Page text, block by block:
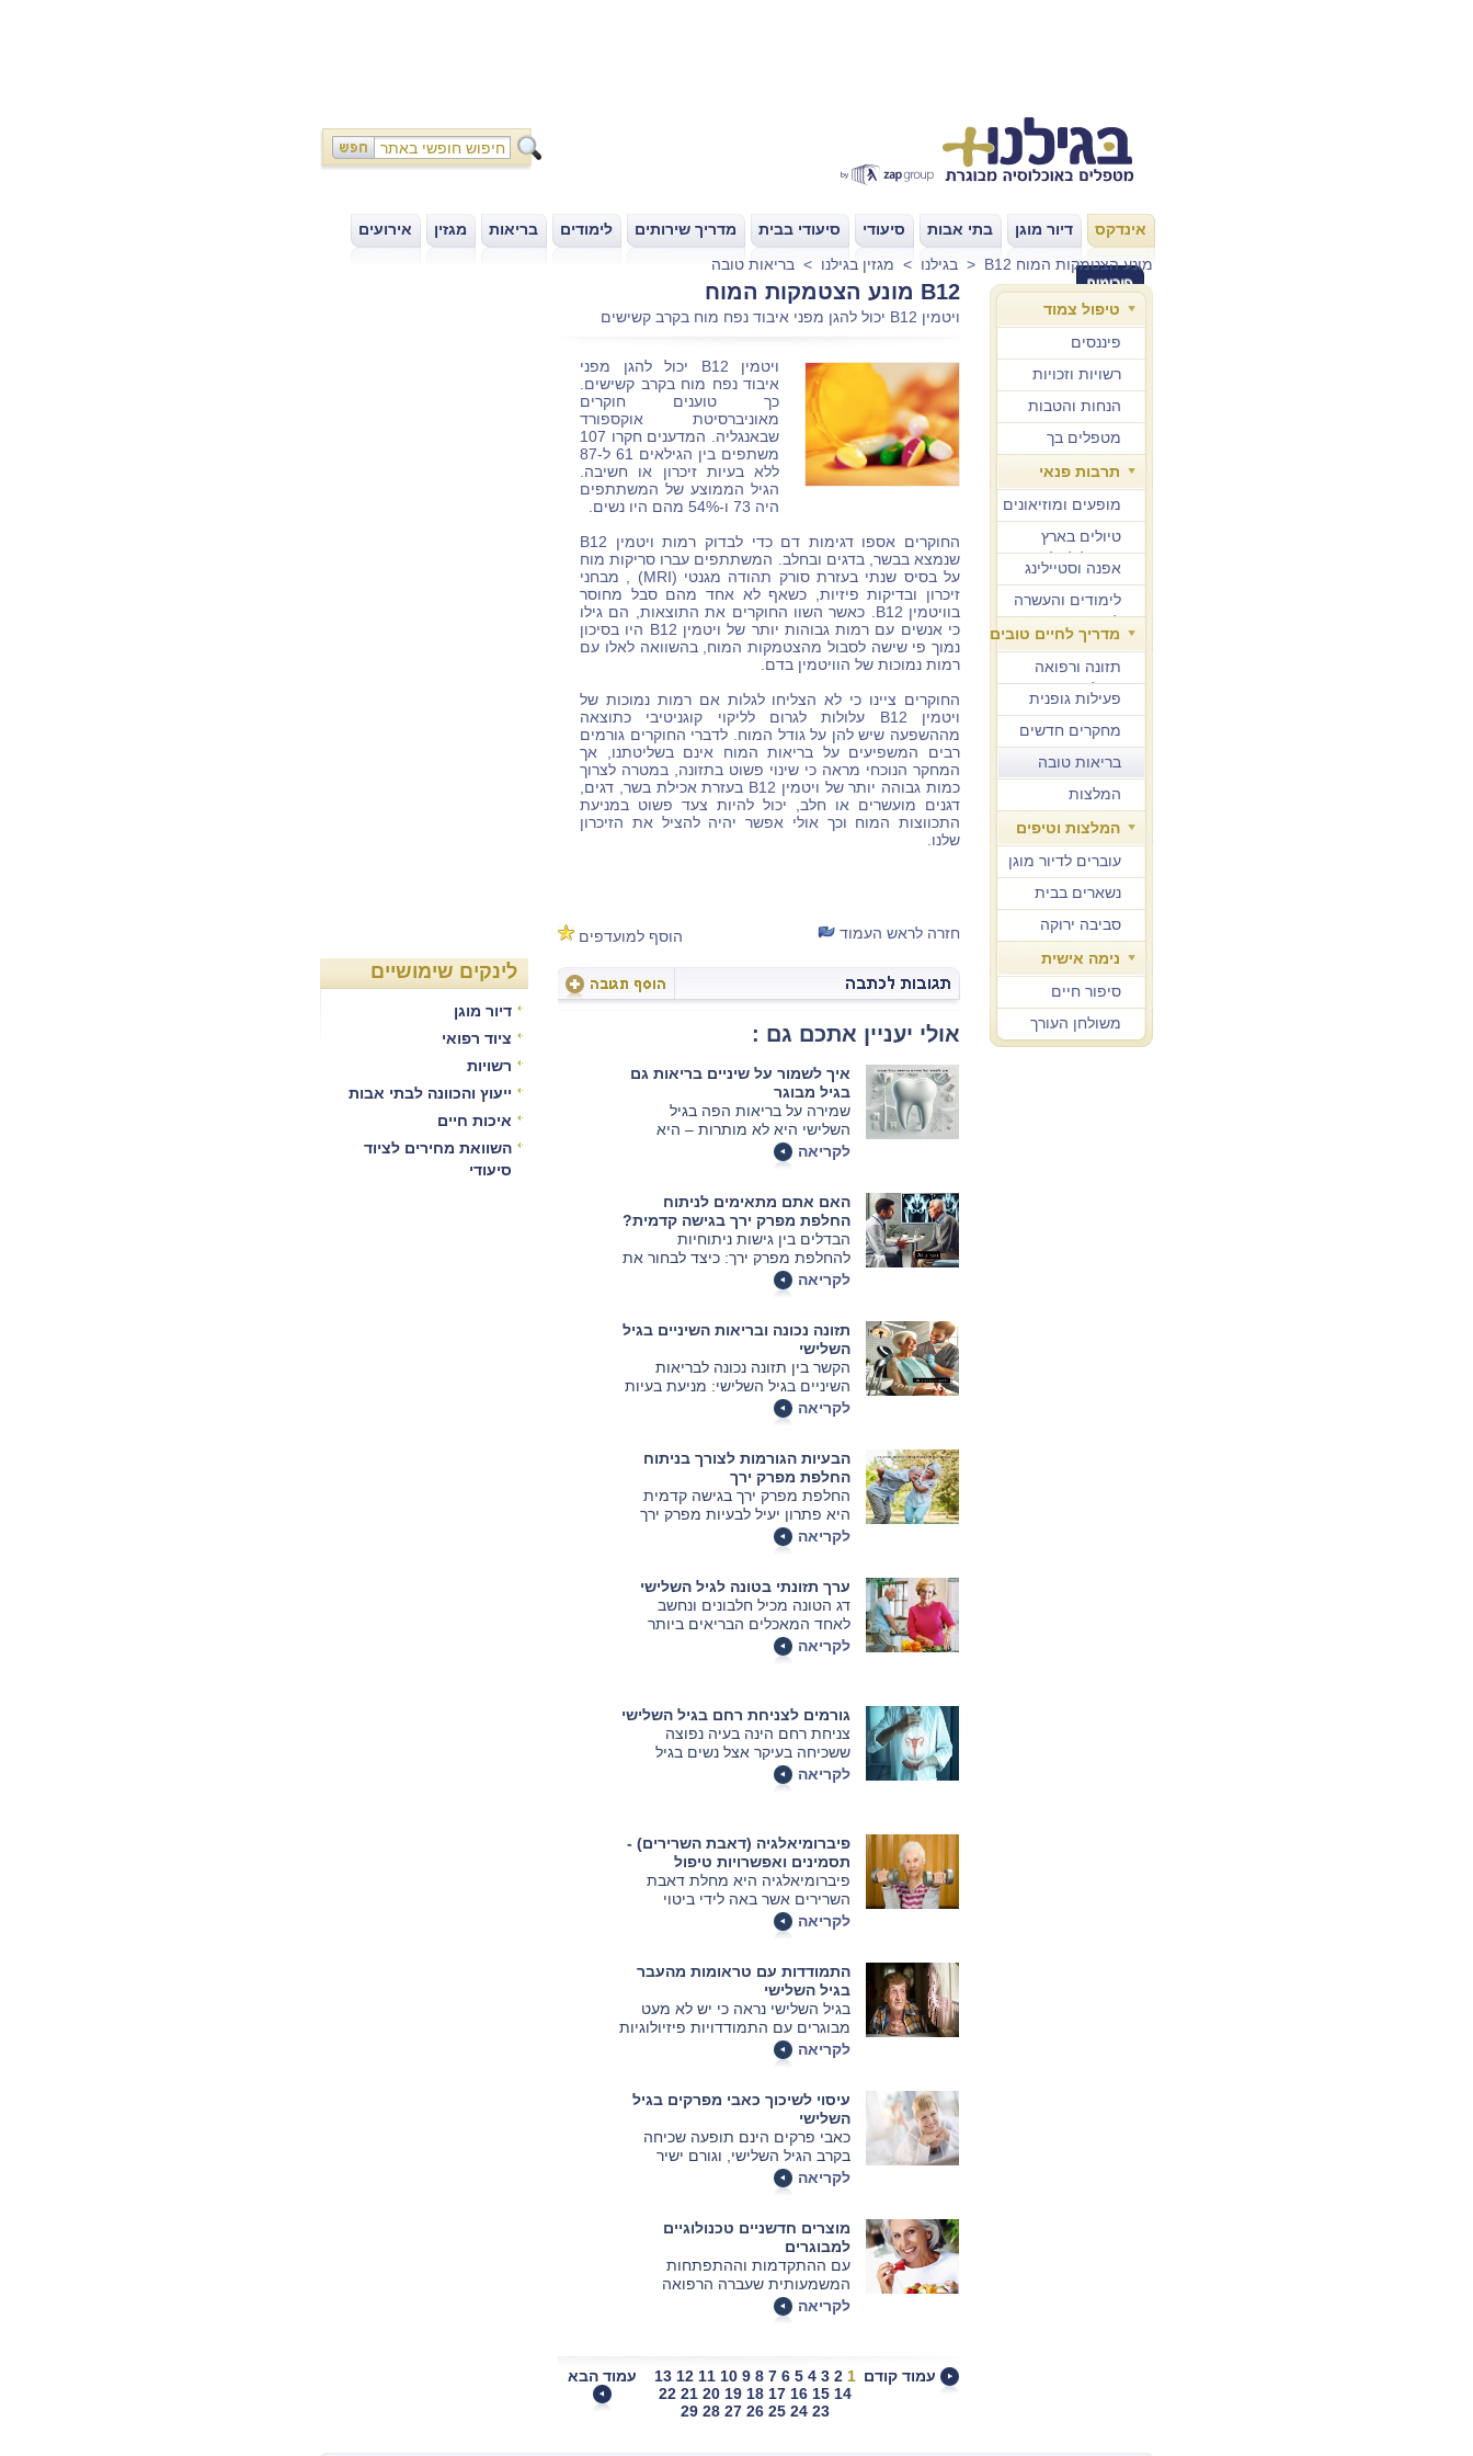
אינדקס דיור מוגן בתי אבות סיעודי סיעודי בבית מדריך שירותים לימודים בריאות מגזין
אירועים
בגילנו > מגזין בגילנו > בריאות טובה > B12 מונע הצטמקות המוח
טיפול צמוד
פיננסים
רשויות וזכויות
הנחות והטבות
מטפלים בך
תרבות פנאי
מופעים ומוזיאונים
טיולים בארץ
ובחו"ל לגיל הזהב
אפנה וסטיילינג
לימודים והעשרה
למבוגרים
מדריך לחיים טובים
תזונה ורפואה
משלימה
פעילות גופנית
מחקרים חדשים
בריאות טובה
המלצות
המלצות וטיפים
עוברים לדיור מוגן
נשארים בבית
סביבה ירוקה
נימה אישית
סיפור חיים
משולחן העורך
B12 מונע הצטמקות המוח
ויטמין B12 יכול להגן מפני איבוד נפח מוח בקרב קשישים
ויטמין B12 יכול להגן מפני
איבוד נפח מוח בקרב קשישים.
כך טוענים חוקרים
מאוניברסיטת אוקספורד
שבאנגליה. המדענים חקרו 107
משתפים בין הגילאים 61 ל-87
ללא בעיות זיכרון או חשיבה.
הגיל הממוצע של המשתתפים
היה 73 ו-54% מהם היו נשים.
החוקרים אספו דגימות דם כדי לבדוק רמות ויטמין B12
שנמצא בבשר, בדגים ובחלב. המשתתפים עברו סריקות מוח
על בסיס שנתי בעזרת סורק תהודה מגנטי (MRI) , מבחני
זיכרון ובדיקות פיזיות, כשאף לא אחד מהם סבל מחוסר
בוויטמין B12. כאשר השוו החוקרים את התוצאות, הם גילו
כי אנשים עם רמות גבוהות יותר של ויטמין B12 היו בסיכון
נמוך פי שישה לסבול מהצטמקות המוח, בהשוואה לאלו עם
רמות נמוכות של הוויטמין בדם.
החוקרים ציינו כי לא הצליחו לגלות אם רמות נמוכות של
ויטמין B12 עלולות לגרום לליקוי קוגניטיבי כתוצאה
מההשפעה שיש להן על גודל המוח. לדברי החוקרים גורמים
רבים המשפיעים על בריאות המוח אינם בשליטתנו, אך
המחקר הנוכחי מראה כי שינוי פשוט בתזונה, במטרה לצרוך
כמות גבוהה יותר של ויטמין B12 בעזרת אכילת בשר, דגים,
דגנים מועשרים או חלב, יכול להיות צעד פשוט במניעת
התכווצות המוח וכך אולי אפשר יהיה להציל את הזיכרון
שלנו.
חזרה לראש העמוד הוסף למועדפים
אולי יעניין אתכם גם :
איך לשמור על שיניים בריאות גם
בגיל מבוגר
שמירה על בריאות הפה בגיל
השלישי היא לא מותרות – היא
הכרח. כך תטפלו נכון בשיניים
ותמנעו בעיות מיותרות.
לקריאה
האם אתם מתאימים לניתוח
החלפת מפרק ירך בגישה קדמית?
הבדלים בין גישות ניתוחיות
להחלפת מפרק ירך: כיצד לבחור את
הגישה הנכונה עבורך
לקריאה
תזונה נכונה ובריאות השיניים בגיל
השלישי
הקשר בין תזונה נכונה לבריאות
השיניים בגיל השלישי: מניעת בעיות
דנטליות והבטחת איכות חיים טובה
לקריאה
הבעיות הגורמות לצורך בניתוח
החלפת מפרק ירך
החלפת מפרק ירך בגישה קדמית
היא פתרון יעיל לבעיות מפרק ירך
רבות. במאמר זה, נדון בבעיות
הנפוצות המובילות לצורך בניתוח זה
המטופלים.
לקריאה
ערך תזונתי בטונה לגיל השלישי
דג הטונה מכיל חלבונים ונחשב
לאחד המאכלים הבריאים ביותר
לבני הגיל השלישי. מהן היתרונות של
דג הטונה ומדוע הוא מומלץ לאכילה
לקריאה
גורמים לצניחת רחם בגיל השלישי
צניחת רחם הינה בעיה נפוצה
ששכיחה בעיקר אצל נשים בגיל
השלישי אך בהחלט עלולה להתרחש
גם אצל נשים צעירות יותר. היא
רצפת האגן.
לקריאה
פיברומיאלגיה (דאבת השרירים) -
תסמינים ואפשרויות טיפול
פיברומיאלגיה היא מחלת דאבת
השרירים אשר באה לידי ביטוי
בכאבים כרוניים בשלד ובשרירים,
ברגישות שלהם, במגבלה בתנועת
קשים. תופעות נוספות המהוות חלק
בלתי נפרד מן המחלה הן דיכאון,
עייפות כרונית, כאבי ראש חוזרים
ואף התקפי חרדה.
לקריאה
התמודדות עם טראומות מהעבר
בגיל השלישי
בגיל השלישי נראה כי יש לא מעט
מבוגרים עם התמודדויות פיזיולוגיות
ונפשיות הנובעות ממקרים
והתמודדויות שונות מהעבר, במאמר
הסיטואציות.
לקריאה
עיסוי לשיכוך כאבי מפרקים בגיל
השלישי
כאבי פרקים הינם תופעה שכיחה
בקרב הגיל השלישי, וגורם ישיר
לתלונות על ירידה משמעותית
באיכות החיים. עתה, מחקר חדש
עיסוי מקצועי עשוי להועיל בשיכוך
הכאב ובהרחבת טווח התנועה.
לקריאה
מוצרים חדשניים טכנולוגיים
למבוגרים
עם ההתקדמות וההתפתחות
המשמעותית שעברה הרפואה
בשנים האחרונות, עלתה גם תוחלת
החיים. חלקה של האוכלוסייה
מוצרים חדשניים שיסייעו לאוכלוסייה
המבוגרת בפעולות בהן ישנו קושי,
מה שיאפשר להעלות את איכות
לקריאה
עמוד קודם 1
2
3
4
5
6
7
8
9
10
11
12
13
14
15
16
17
18
19
20
21
22
23
24
25
26
27
28
29
עמוד הבא
לינקים שימושיים
דיור מוגן
ציוד רפואי
רשויות
ייעוץ והכוונה לבתי אבות
איכות חיים
השוואת מחירים לציוד
סיעודי